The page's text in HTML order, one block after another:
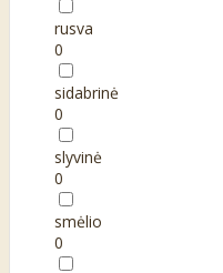
rusva
0
sidabrinė
0
slyvinė
0
smėlio
0